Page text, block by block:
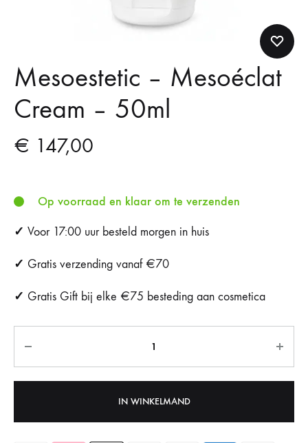
Mesoestetic – Mesoéclat
Cream – 50ml
€ 147,00
Op voorraad en klaar om te verzenden
✓ Voor 17:00 uur besteld morgen in huis
✓ Gratis verzending vanaf €70
✓ Gratis Gift bij elke €75 besteding aan cosmetica
IN WINKELMAND